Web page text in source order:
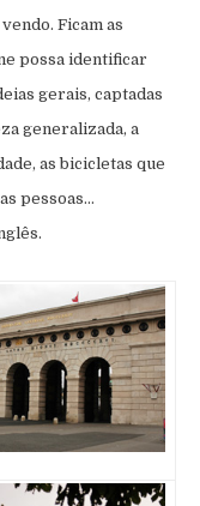
Ficam as
possa identificar
gerais, captadas
generalizada, a
as bicicletas que
pessoas…